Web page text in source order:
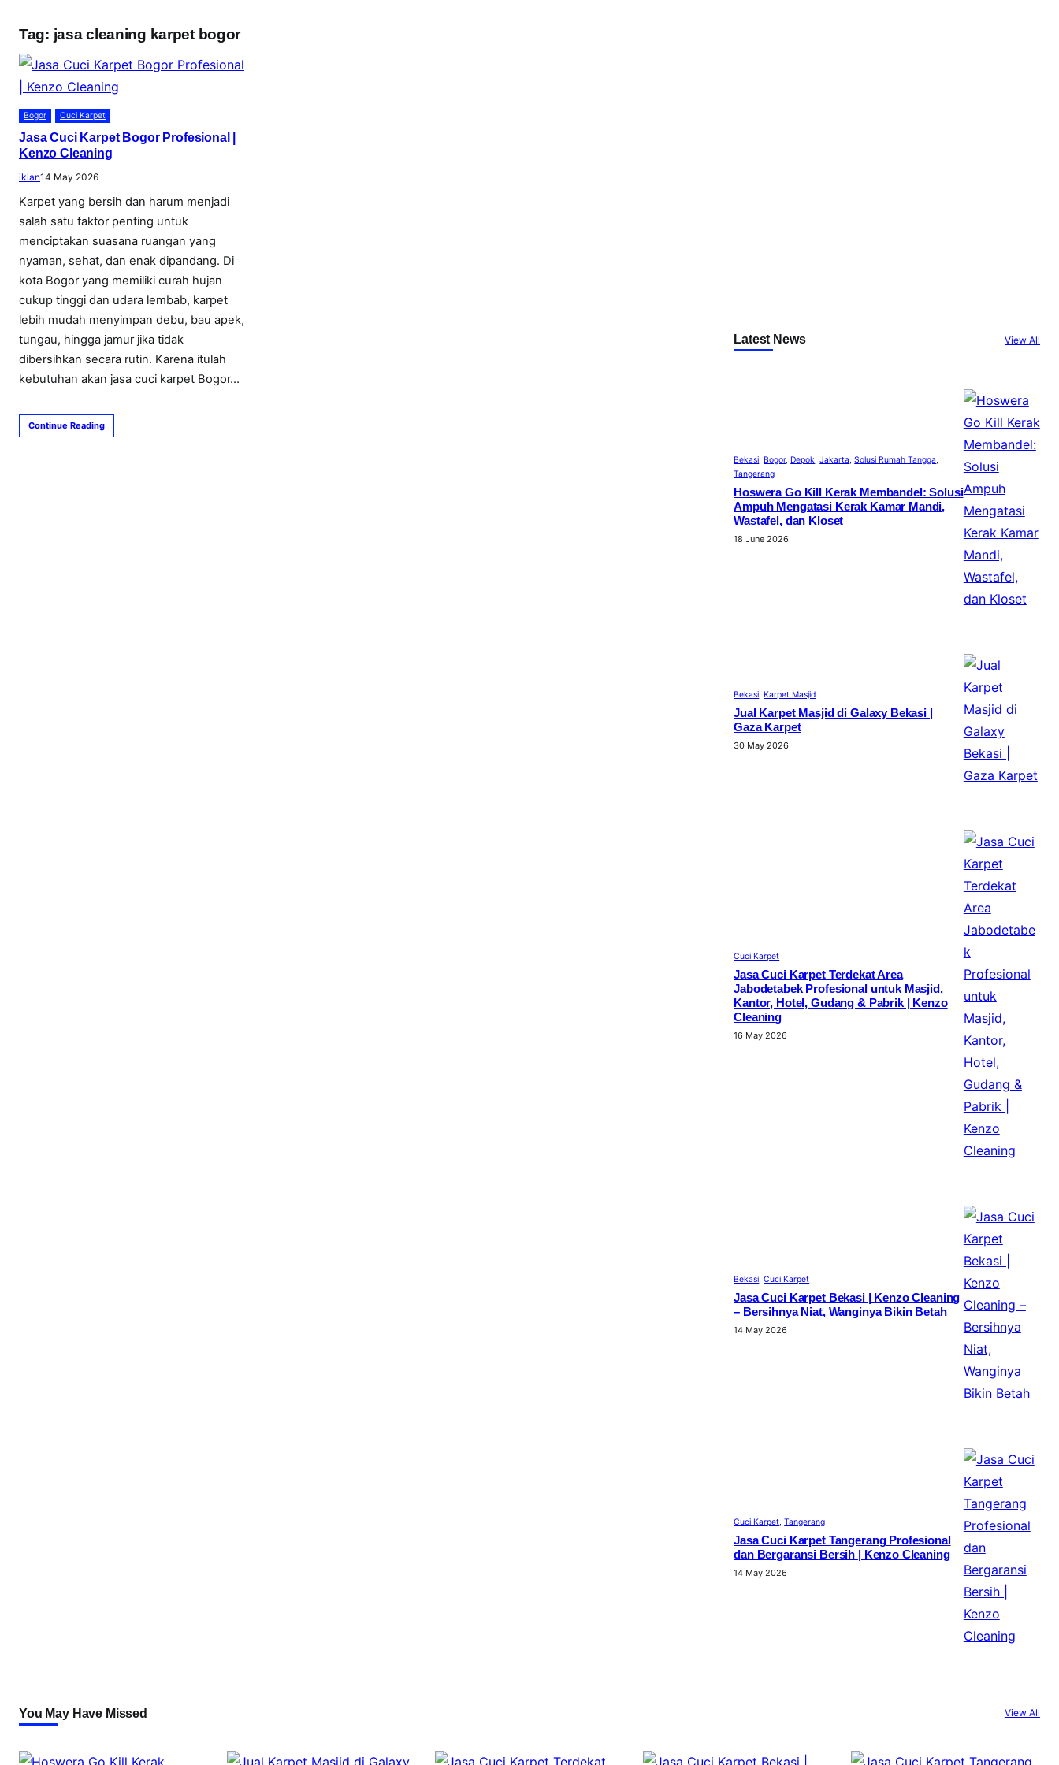
Tag: jasa cleaning karpet bogor
Bogor Cuci Karpet
Jasa Cuci Karpet Bogor Profesional |
Kenzo Cleaning
iklan14 May 2026
Karpet yang bersih dan harum menjadi
salah satu faktor penting untuk
menciptakan suasana ruangan yang
nyaman, sehat, dan enak dipandang. Di
kota Bogor yang memiliki curah hujan
cukup tinggi dan udara lembab, karpet
lebih mudah menyimpan debu, bau apek,
tungau, hingga jamur jika tidak
dibersihkan secara rutin. Karena itulah
kebutuhan akan jasa cuci karpet Bogor…
Continue Reading
Latest News View All
Bekasi, Bogor, Depok, Jakarta, Solusi Rumah Tangga
Tangerang
Hoswera Go Kill Kerak Membandel: Solusi
Ampuh Mengatasi Kerak Kamar Mandi,
Wastafel, dan Kloset
18 June 2026
Bekasi, Karpet Masjid
Jual Karpet Masjid di Galaxy Bekasi |
Gaza Karpet
30 May 2026
Cuci Karpet
Jasa Cuci Karpet Terdekat Area
Jabodetabek Profesional untuk Masjid,
Kantor, Hotel, Gudang & Pabrik | Kenzo
Cleaning
16 May 2026
Bekasi, Cuci Karpet
Jasa Cuci Karpet Bekasi | Kenzo Cleaning
– Bersihnya Niat, Wanginya Bikin Betah
14 May 2026
Cuci Karpet, Tangerang
Jasa Cuci Karpet Tangerang Profesional
dan Bergaransi Bersih | Kenzo Cleaning
14 May 2026
You May Have Missed View All